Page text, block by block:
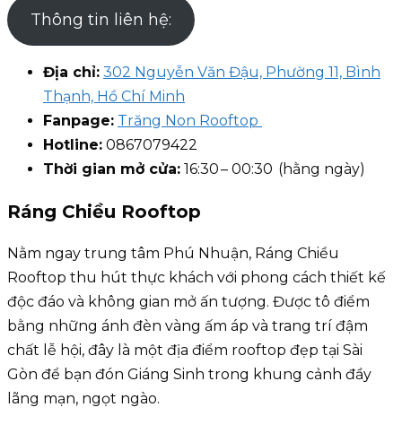
Thông tin liên hệ:
Địa chỉ: 302 Nguyễn Văn Đậu, Phường 11, Bình
Thạnh, Hồ Chí Minh
Fanpage: Trăng Non Rooftop
Hotline: 0867079422
Thời gian mở cửa: 16:30 – 00:30 (hằng ngày)
Ráng Chiều Rooftop
Nằm ngay trung tâm Phú Nhuận, Ráng Chiều
Rooftop thu hút thực khách với phong cách thiết kế
độc đáo và không gian mở ấn tượng. Được tô điểm
bằng những ánh đèn vàng ấm áp và trang trí đậm
chất lễ hội, đây là một địa điểm rooftop đẹp tại Sài
Gòn để bạn đón Giáng Sinh trong khung cảnh đầy
lãng mạn, ngọt ngào.